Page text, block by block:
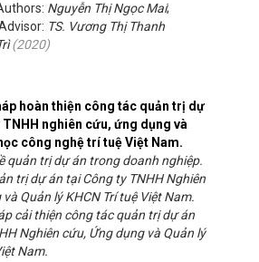
hoàn thiện công tác quản trị dự
nghiên cứu, ứng dụng và
công nghệ trí tuệ Việt Nam.
Nguyễn Thị Ngọc Mai;
TS. Vương Thị Thanh
(2020)
quản trị dự án trong doanh nghiệp.
trị dự án tại Công ty TNHH Nghiên
Quản lý KHCN Trí tuệ Việt Nam.
cải thiện công tác quản trị dự án
Nghiên cứu, Ứng dụng và Quản lý
Nam.